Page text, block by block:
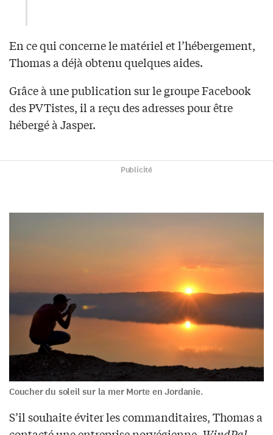
En ce qui concerne le matériel et l’hébergement,
Thomas a déjà obtenu quelques aides.
Grâce à une publication sur le groupe Facebook
des PVTistes, il a reçu des adresses pour être
hébergé à Jasper.
Publicité
Coucher du soleil sur la mer Morte en Jordanie.
S’il souhaite éviter les commanditaires, Thomas a